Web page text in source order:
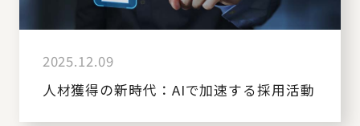
2025.12.09
人材獲得の新時代：AIで加速する採用活動